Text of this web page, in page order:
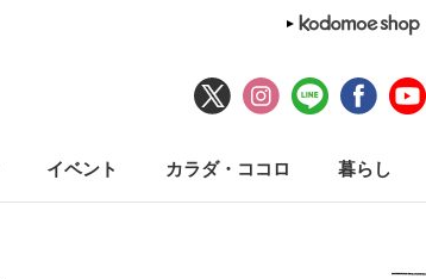
イベント カラダ・ココロ 暮らし